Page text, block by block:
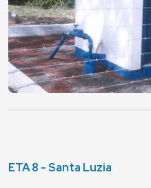
ETA 8 - Santa Luzia